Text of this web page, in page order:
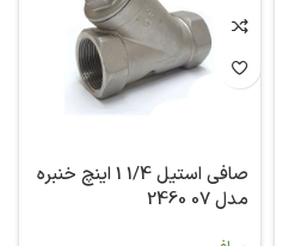
صافی استیل 1/4 1 اینچ خنبره
مدل 07 2460